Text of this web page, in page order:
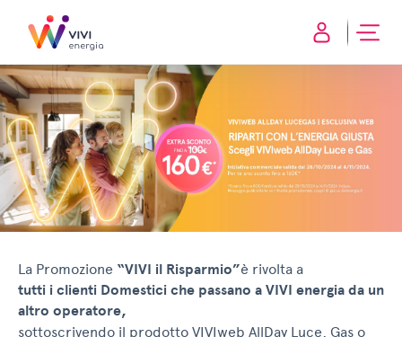
La Promozione “VIVI il Risparmio”è rivolta a
tutti i clienti Domestici che passano a VIVI energia da un
altro operatore,
sottoscrivendo il prodotto VIVIweb AllDay Luce, Gas o